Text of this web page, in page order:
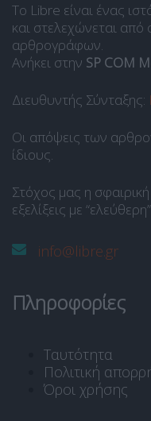
Το Libre είναι ένας
και στελεχώνεται
αρθρογράφων.
Ανήκει στην SP COM
Διευθυντής Σύνταξης:
Οι απόψεις των
ίδιους.
Στόχος μας η
εξελίξεις με
info@libre.gr
Πληροφορίες
Ταυτότητα
Πολιτική
Όροι χρήσης